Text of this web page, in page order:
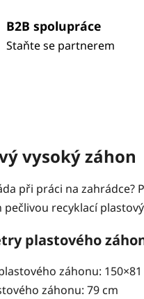
B2B spolupráce
Staňte se partnerem
vysoký záhon
při práci na
pečlivou recyklací
plastového
záhonu:
záhonu: 79 cm